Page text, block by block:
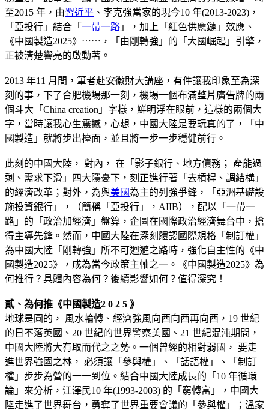
至2015 年，由習近平 、李克強當家的現今10 年(2013-2023)，
「亞投行」結合「 一帶一路 」，加上「紅色供應鏈」效應、
《中國製造2025》⋯⋯，「由剛轉強」的「大國崛起」引擎，
正被清楚響亮的啟動著。
2013 年11 月間，筆者赴安徽財大講座，有件讓我印象至為深
刻的事，下了合肥機場那一刻，機場一個布滿整片廣告牌的兩
個斗大「China creation」字樣，鮮明浮在眼前，這樣的兩個大
字，當時讓我心生震撼，心想，中國大陸是要玩真的了，「中
國製造」就將步出檯面，並且將一步一步穩健前行。
此刻的中國大陸， 對內， 在「影子銀行、地方債務； 產能過
剩、需求下滑」四大隱憂下，刻正進行著「去槓桿、調結構」
的經濟改革；對外，為與美國為主的列強爭鋒，「亞洲基礎設
施投資銀行」，（簡稱「亞投行」，AIIB），配以「一帶一
路」的「政治加經濟」盤算，企圖在國際政治經濟舞台中，搶
得主導先鋒。然而，中國大陸在深刻體認國際規格「制訂權」
為中國大陸「剛轉強」所不可迴避之路時，強化自主性的《中
國製造2025》，成為當今政策主軸之一。《中國製造2025》為
何推行？具體內容為何？後續影響如何？值得深究！
貳、為何推《中國製造2 0 2 5 》
地球是圓的， 風水輪轉、經濟強風向西向西再向西，19 世紀
的日不落英國、20 世紀的世界警察美國、21 世紀混沌期間，
中國大陸將大有取而代之之勢。一個曾經的相對弱國， 要走
進世界強國之林， 必須讓「參與權」、「話語權」、「制訂
權」步步為營的一一到位。結合中國大陸成長的「10 年循環
論」來分析，江澤民10 年(1993-2003) 的「窮轉富」，中國大
陸走進了世界舞台，勇奪了世界重要會議的「參與權」；溫家